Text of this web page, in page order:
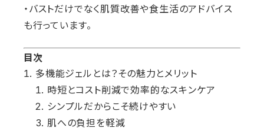
・バストだけでなく肌質改善や食生活のアドバイス
も行っています。
目次
多機能ジェルとは？その魅力とメリット
時短とコスト削減で効率的なスキンケア
シンプルだからこそ続けやすい
肌への負担を軽減